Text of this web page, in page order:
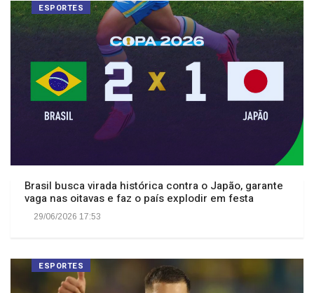
ESPORTES
Brasil busca virada histórica contra o Japão, garante
vaga nas oitavas e faz o país explodir em festa
29/06/2026 17:53
ESPORTES